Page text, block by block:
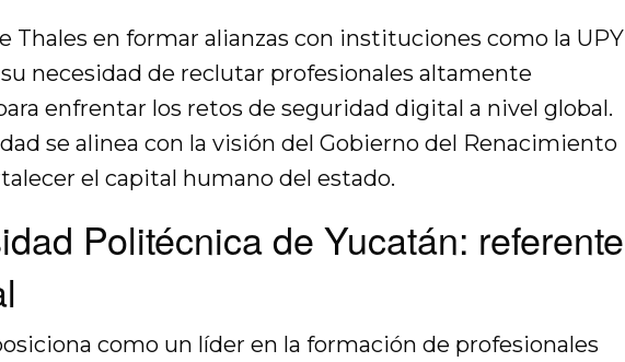
Thales en formar alianzas con instituciones como la UPY
necesidad de reclutar profesionales altamente
enfrentar los retos de seguridad digital a nivel global.
se alinea con la visión del Gobierno del Renacimiento
el capital humano del estado.
Politécnica de Yucatán: referente
como un líder en la formación de profesionales